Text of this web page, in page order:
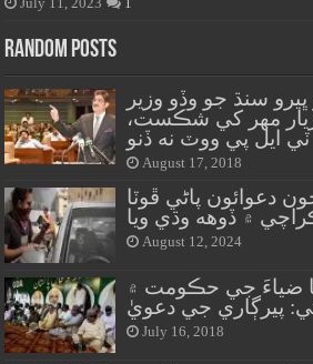
Random Posts
سنڌ جو وڏو وزير
مهر کي شڪست،
ٽي ايل پي ووٽ نه ڏنو
August 17, 2018
دعوائون پاڻي ڦوٽا
۾ ڏوهه وڌي ويا
August 12, 2024
ضياءَ جي حڪومت ۾
پيرڳاري جي دعويٰ
July 16, 2018